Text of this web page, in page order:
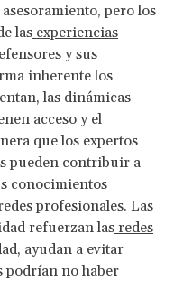
pero los
las experiencias
y sus
inherente los
las dinámicas
acceso y el
que los expertos
pueden contribuir a
conocimientos
profesionales. Las
refuerzan las redes
ayudan a evitar
podrían no haber